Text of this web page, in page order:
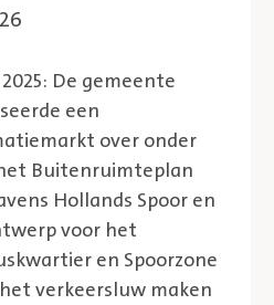
De gemeente
een
over onder
Buitenruimteplan
Hollands Spoor en
voor het
en Spoorzone
het verkeersluw maken